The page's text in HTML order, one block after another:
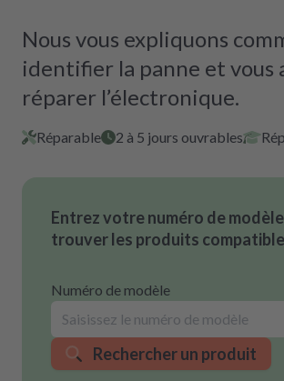
Nous vous expliquons
identifier la panne et vous
réparer l’électronique.
Réparable 2 à 5 jours ouvrables
Entrez votre numéro de
trouver les produits
Numéro de modèle
Rechercher un produit